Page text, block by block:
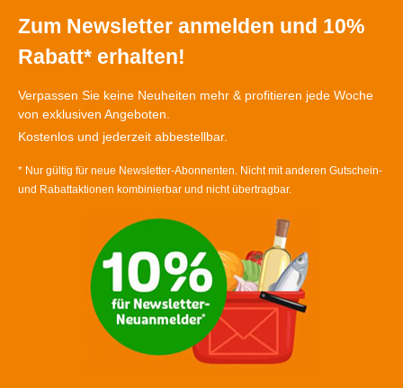
Zum Newsletter anmelden und 10%
Rabatt* erhalten!
Verpassen Sie keine Neuheiten mehr & profitieren jede Woche
von exklusiven Angeboten.
Kostenlos und jederzeit abbestellbar.
* Nur gültig für neue Newsletter-Abonnenten. Nicht mit anderen Gutschein-
und Rabattaktionen kombinierbar und nicht übertragbar.